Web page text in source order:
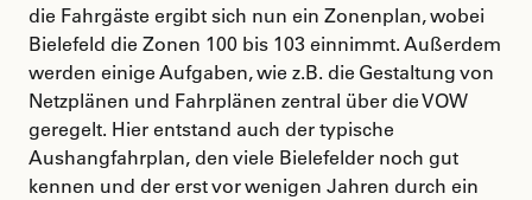
die Fahrgäste ergibt sich nun ein Zonenplan, wobei
Bielefeld die Zonen 100 bis 103 einnimmt. Außerdem
werden einige Aufgaben, wie z.B. die Gestaltung von
Netzplänen und Fahrplänen zentral über die VOW
geregelt. Hier entstand auch der typische
Aushangfahrplan, den viele Bielefelder noch gut
kennen und der erst vor wenigen Jahren durch ein